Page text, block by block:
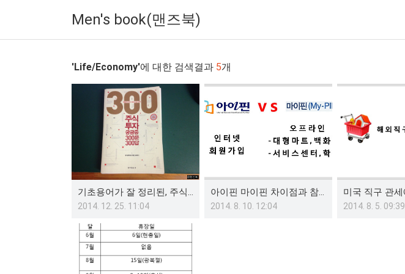
Men's book(맨즈북)
'Life/Economy'에 대한 검색결과 5개
기초용어가 잘 정리된, 주식공부책을 구매하다
2014. 12. 25. 11:04
아이핀 마이핀 차이점과 참고사항
2014. 8. 10. 12:04 2014. 8. 5. 09:39